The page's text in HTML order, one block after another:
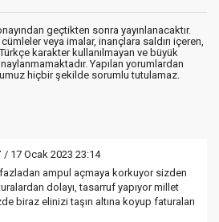
geçtikten sonra yayınlanacaktır.
veya imalar, inançlara saldırı içeren,
karakter kullanılmayan ve büyük
Yapılan yorumlardan
hiçbir şekilde sorumlu tutulamaz.
/ 17 Ocak 2023 23:14
ampul açmaya korkuyor sizden
dolayı, tasarruf yapıyor millet
biraz elinizi taşın altına koyup faturaları